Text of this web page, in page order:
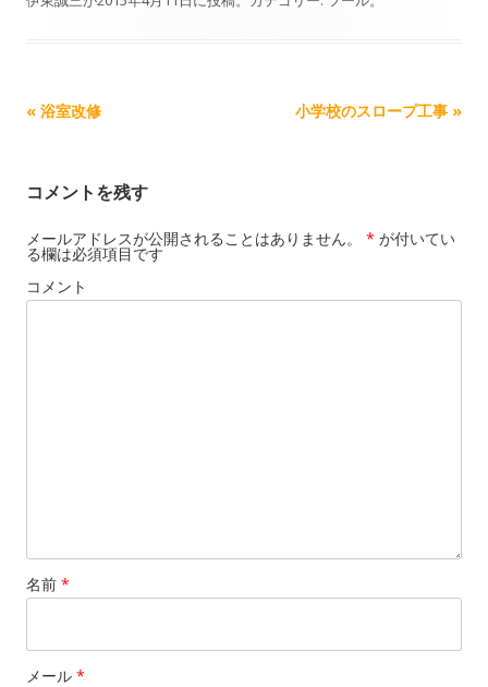
記事ナビゲーション
« 浴室改修 小学校のスロープ工事 »
コメントを残す
メールアドレスが公開されることはありません。 * が付いてい
る欄は必須項目です
コメント
名前 *
メール *